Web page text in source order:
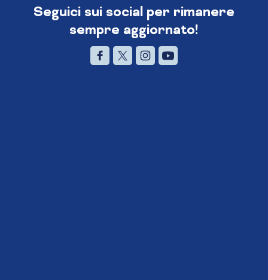
Seguici sui social per rimanere
sempre aggiornato!